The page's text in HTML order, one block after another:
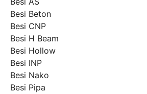
Besi Beton
Besi CNP
Besi H Beam
Besi Hollow
Besi INP
Besi Nako
Besi Pipa